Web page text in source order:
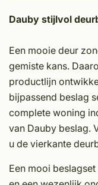
Dauby stijlvol
Een mooie deur
gemiste kans.
productlijn
bijpassend beslag
complete woning
van Dauby beslag.
u de vierkante
Een mooi